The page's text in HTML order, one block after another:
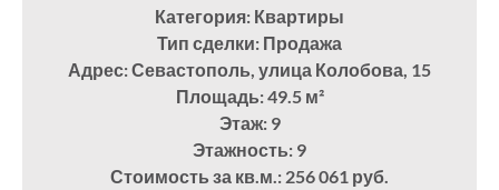
Категория: Квартиры
Тип сделки: Продажа
Адрес: Севастополь, улица Колобова, 15
Площадь: 49.5м²
Этаж: 9
Этажность: 9
Стоимость за кв.м.: 256 061 руб.